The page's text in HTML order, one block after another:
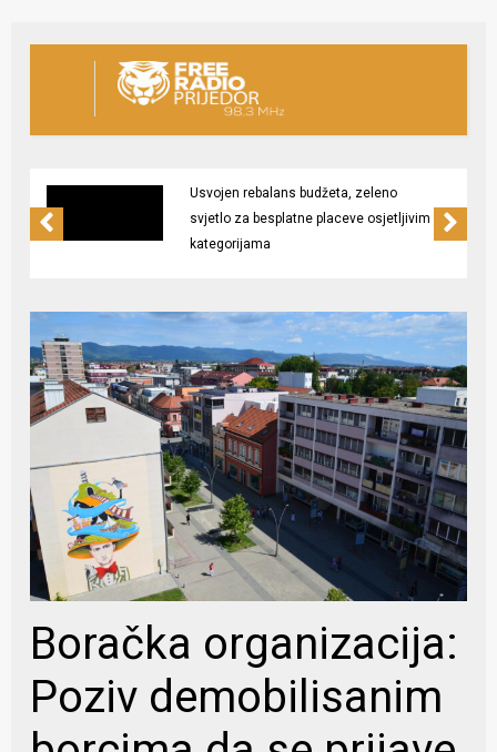
Usvojen rebalans budžeta, zeleno
svjetlo za besplatne placeve osjetljivim
kategorijama
Boračka organizacija:
Poziv demobilisanim